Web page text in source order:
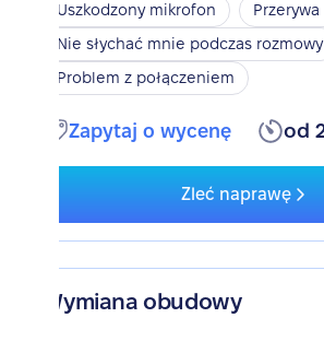
Uszkodzony mikrofon
Nie słychać mnie podczas rozmowy
Problem z połączeniem
Zapytaj o wycenę od
Zleć naprawę
Wymiana obudowy